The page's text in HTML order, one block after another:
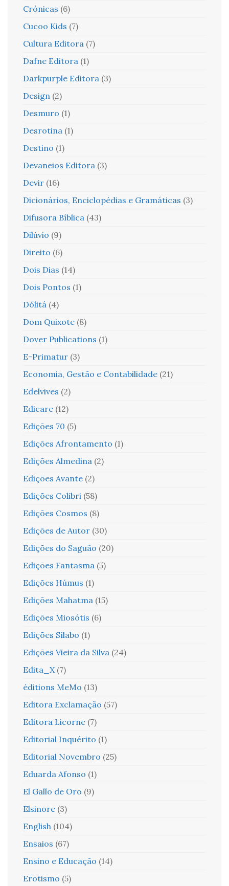
Crónicas (6)
Cucoo Kids (7)
Cultura Editora (7)
Dafne Editora (1)
Darkpurple Editora (3)
Design (2)
Desmuro (1)
Desrotina (1)
Destino (1)
Devaneios Editora (3)
Devir (16)
Dicionários, Enciclopédias e Gramáticas (3)
Difusora Bíblica (43)
Dilúvio (9)
Direito (6)
Dois Dias (14)
Dois Pontos (1)
Dólitá (4)
Dom Quixote (8)
Dover Publications (1)
E-Primatur (3)
Economia, Gestão e Contabilidade (21)
Edelvives (2)
Edicare (12)
Edições 70 (5)
Edições Afrontamento (1)
Edições Almedina (2)
Edições Avante (2)
Edições Colibri (58)
Edições Cosmos (8)
Edições de Autor (30)
Edições do Saguão (20)
Edições Fantasma (5)
Edições Húmus (1)
Edições Mahatma (15)
Edições Miosótis (6)
Edições Sílabo (1)
Edições Vieira da Silva (24)
Edita_X (7)
éditions MeMo (13)
Editora Exclamação (57)
Editora Licorne (7)
Editorial Inquérito (1)
Editorial Novembro (25)
Eduarda Afonso (1)
El Gallo de Oro (9)
Elsinore (3)
English (104)
Ensaios (67)
Ensino e Educação (14)
Erotismo (5)